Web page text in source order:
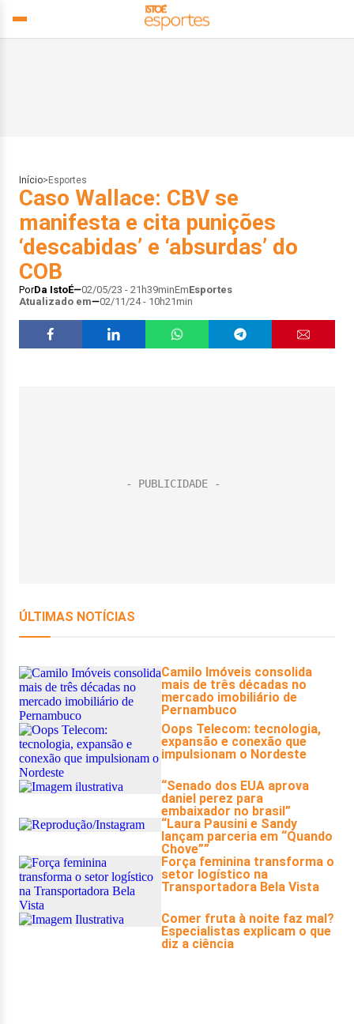
Início> Esportes
Caso Wallace: CBV se
manifesta e cita punições
‘descabidas’ e ‘absurdas’ do
COB
PorDa IstoÉ 02/05/23 - 21h39minEmEsportes
Atualizado em
02/11/24 - 10h21min